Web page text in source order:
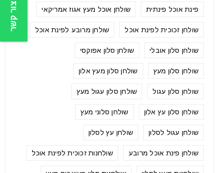
פינת אוכל פינתית שולחן אוכל מעץ אגוז אמריקאי
שולחן זכוכית לפינת אוכל שולחן מרובע לפינת אוכל
שולחן סלון אובלי שולחן סלון אפוקסי
שולחן סלון מעץ שולחן סלון מעץ אלון
שולחן סלון עגול שולחן סלון עגול מעץ
שולחן סלון עץ אלון שולחן סלוני מעץ
שולחן עגול לסלון שולחן עץ לסלון
שולחן פינת אוכל מרובע שולחנות זכוכית לפינת אוכל
צור קשר